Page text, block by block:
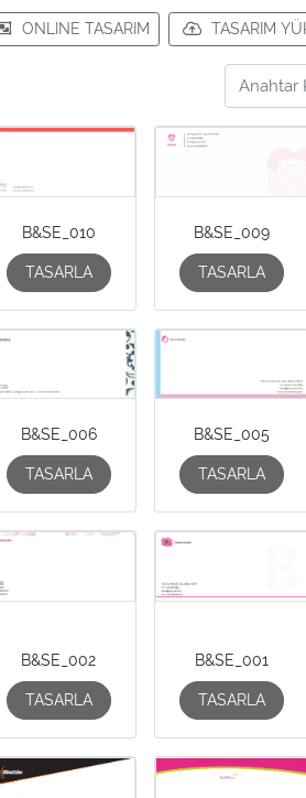
ONLINE TASARIM TASARIM
B&SE_010
TASARLA
B&SE_009
TASARLA
B&SE_006
TASARLA
B&SE_005
TASARLA
B&SE_002
TASARLA
B&SE_001
TASARLA